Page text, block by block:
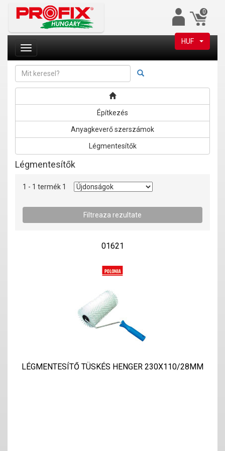
0
HUF
Építkezés
Anyagkeverő szerszámok
Légmentesítők
Légmentesítők
1 - 1 termék 1
01621
LÉGMENTESÍTŐ TÜSKÉS HENGER 230X110/28MM